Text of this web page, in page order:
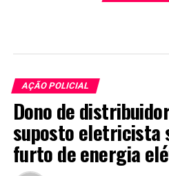
AÇÃO POLICIAL
Dono de
suposto eletricista
furto de energia